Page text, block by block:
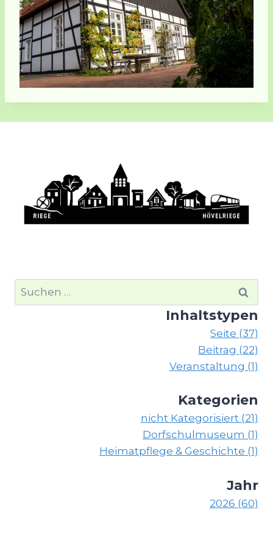
Suchen
nach:
Inhaltstypen
Seite (37)
Beitrag (22)
Veranstaltung (1)
Kategorien
nicht Kategorisiert (21)
Dorfschulmuseum (1)
Heimatpflege & Geschichte (1)
Jahr
2026 (60)